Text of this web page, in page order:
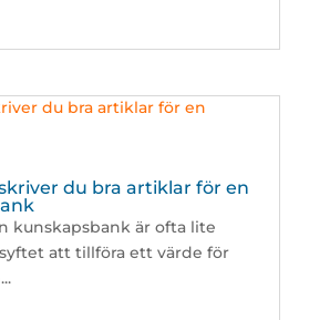
du bra artiklar för en
kunskapsbank är ofta lite
att tillföra ett värde för